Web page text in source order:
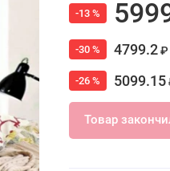
-13 %
-30 % 4799.2₽
-26 % 5099.15
Товар